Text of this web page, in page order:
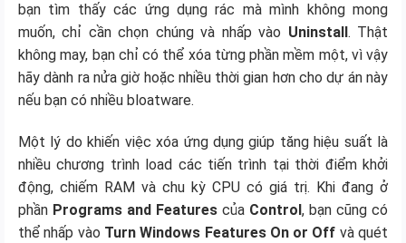
bạn tìm thấy các ứng dụng rác mà mình không mong
muốn, chỉ cần chọn chúng và nhấp vào Uninstall . Thật
không may, bạn chỉ có thể xóa từng phần mềm một, vì vậy
hãy dành ra nửa giờ hoặc nhiều thời gian hơn cho dự án này
nếu bạn có nhiều bloatware.
Một lý do khiến việc xóa ứng dụng giúp tăng hiệu suất là
nhiều chương trình load các tiến trình tại thời điểm khởi
động, chiếm RAM và chu kỳ CPU có giá trị. Khi đang ở
phần Programs and Features của Control, bạn cũng có
thể nhấp vào Turn Windows Features On or Off và quét